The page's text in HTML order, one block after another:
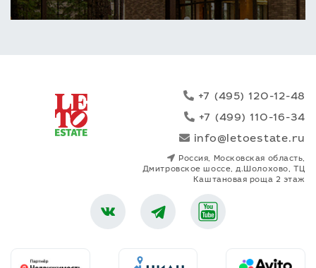
+7 (495) 120-12-48
+7 (499) 110-16-34
info@letoestate.ru
Россия, Московская область,
Дмитровское шоссе, д.Шолохово, ТЦ
Каштановая роща 2 этаж